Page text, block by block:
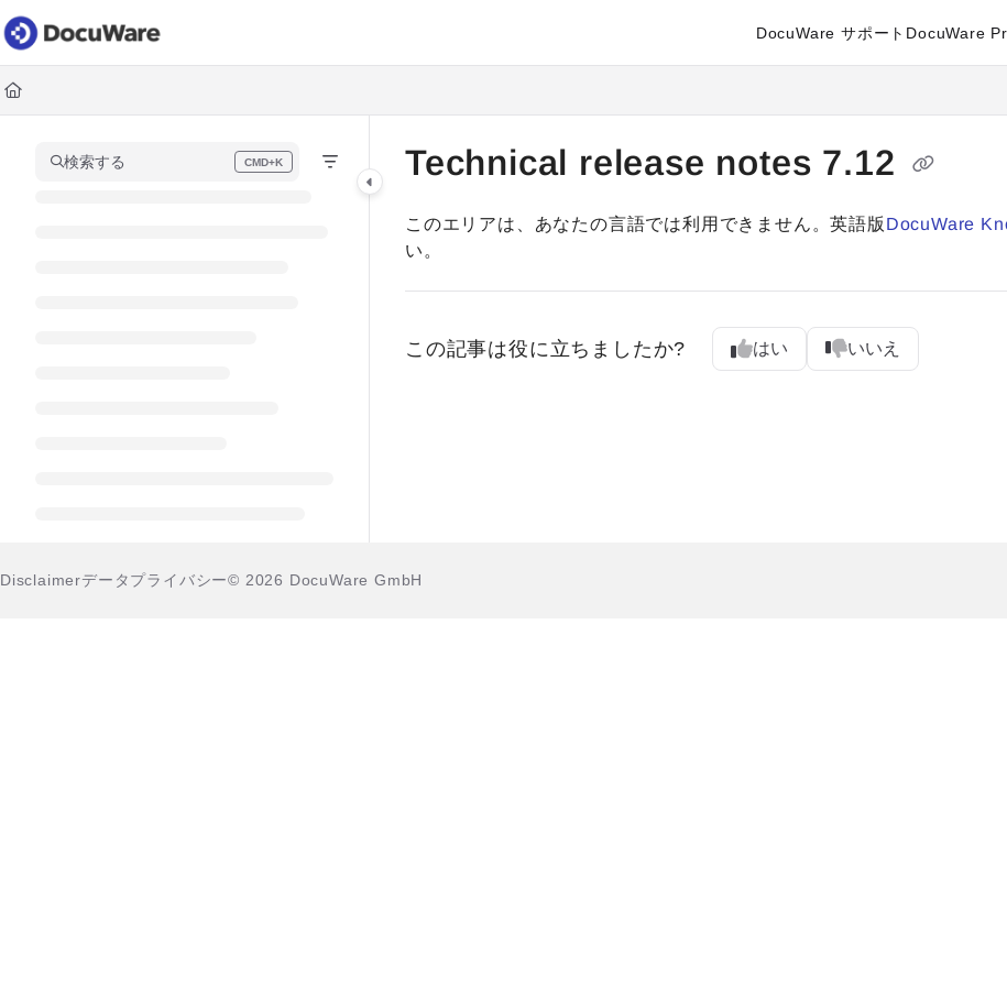
Documentation Index
Fetch the complete documentation index at:
Use this file to discover all available pages before exploring further.
DocuWare サポート DocuWare
検索する CMD+K
Press CMD+K to open search Technical release notes 7.12
このエリアは、あなたの言語では利用できません。英語版 DocuWare
い。
この記事は役に立ちましたか? はい いいえ
Disclaimerデータプライバシー© 2026 DocuWare GmbH